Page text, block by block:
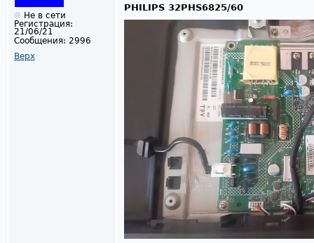
Не в сети
Регистрация:
21/06/21
Сообщения: 2996
Верх
PHILIPS 32PHS6825/60